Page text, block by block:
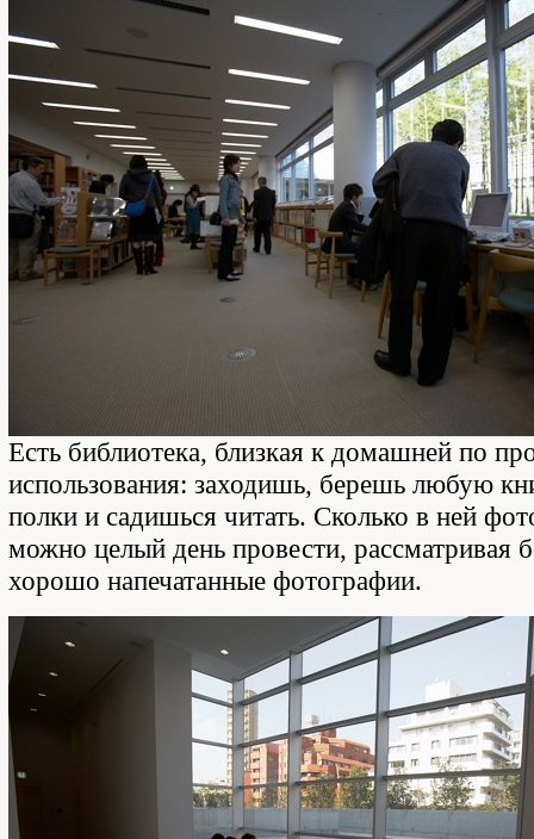
Есть библиотека, близкая к домашней по
использования: заходишь, берешь любую
полки и садишься читать. Сколько в ней
можно целый день провести, рассматривая
хорошо напечатанные фотографии.